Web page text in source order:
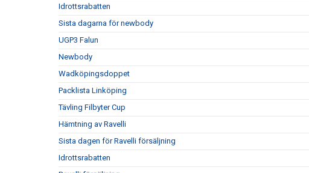
Idrottsrabatten
Sista dagarna för newbody
UGP3 Falun
Newbody
Wadköpingsdoppet
Packlista Linköping
Tävling Filbyter Cup
Hämtning av Ravelli
Sista dagen för Ravelli försäljning
Idrottsrabatten